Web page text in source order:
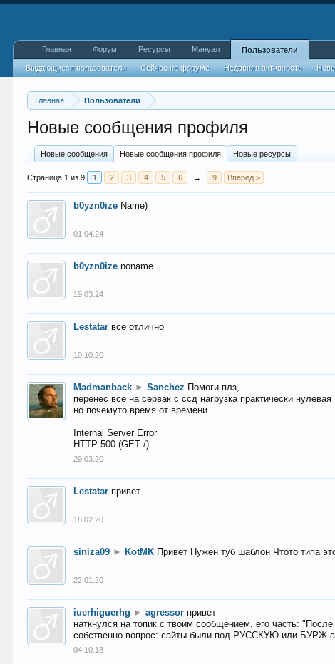
Главная Пользователи
Новые сообщения профиля
Новые сообщения Новые сообщения профиля Новые ресурсы
Страница 1 из 9 1 2 3 4 5 6 → 9 Вперёд >
b0yzn0ize Name)
01.04.24
b0yzn0ize noname
19.03.24
Lestatar все отлично
10.10.20
Madmanback ► Sanchez Помоги плз,
перенес все на сервак с ссд нагрузка практически нулевая
но почемуто время от времени
Internal Server Error
HTTP 500 (GET /)
29.03.20
Lestatar привет
18.02.20
siniza09 ► KotMK Привет Нужен туб шаблон Чтото типа
22.01.20
iuerhiguerhg ► agressor привет
наткнулся на топик с твоим сообщением, его часть:
собственно вопрос: сайты были под РУССКУЮ или БУРЖ
04.10.18
Главная Форум Ресурсы Мануал Пользователи
Выдающиеся пользователи Сейчас на форуме Недавняя активность